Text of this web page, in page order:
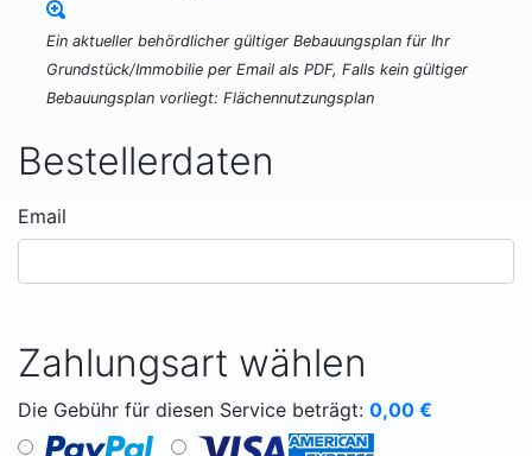
Ein aktueller behördlicher gültiger Bebauungsplan für Ihr
Grundstück/Immobilie per Email als PDF, Falls kein gültiger
Bebauungsplan vorliegt: Flächennutzungsplan
Bestellerdaten
Email
Zahlungsart wählen
Die Gebühr für diesen Service beträgt: 0,00 €